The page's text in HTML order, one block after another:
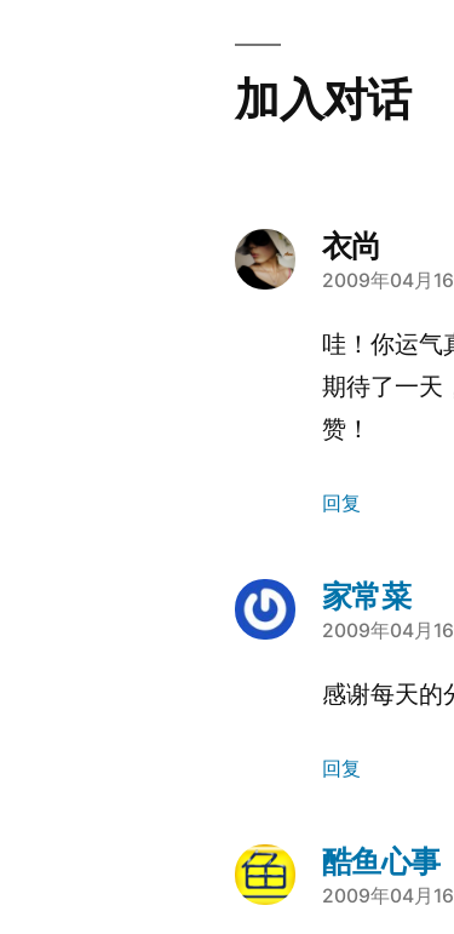
加入对话
衣尚
说：
2009年04月
哇！你运气
期待了一天
赞！
回复
家常菜
说：
2009年04月
感谢每天的
回复
酷鱼心事
说：
2009年04月